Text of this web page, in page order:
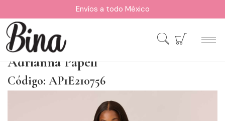
Envíos a todo México
Adrianna Papell
Código: AP1E210756